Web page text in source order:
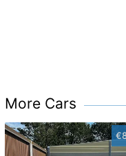
More Cars